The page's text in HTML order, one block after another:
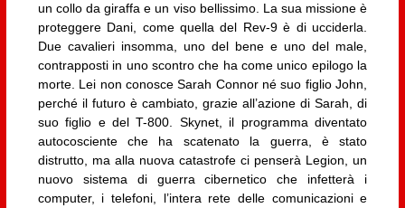
un collo da giraffa e un viso bellissimo. La sua missione è
proteggere Dani, come quella del Rev-9 è di ucciderla.
Due cavalieri insomma, uno del bene e uno del male,
contrapposti in uno scontro che ha come unico epilogo la
morte. Lei non conosce Sarah Connor né suo figlio John,
perché il futuro è cambiato, grazie all’azione di Sarah, di
suo figlio e del T-800. Skynet, il programma diventato
autocosciente che ha scatenato la guerra, è stato
distrutto, ma alla nuova catastrofe ci penserà Legion, un
nuovo sistema di guerra cibernetico che infetterà i
computer, i telefoni, l’intera rete delle comunicazioni e